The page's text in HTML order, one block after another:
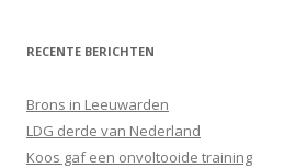
RECENTE BERICHTEN
Brons in Leeuwarden
LDG derde van Nederland
Koos gaf een onvoltooide training